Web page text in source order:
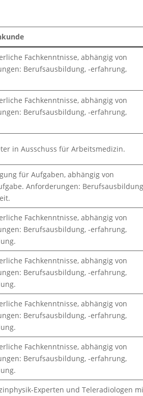
Fachkenntnisse, abhängig von
Berufsausbildung, -erfahrung,
Fachkenntnisse, abhängig von
Berufsausbildung, -erfahrung,
in Ausschuss für Arbeitsmedizin.
für Aufgaben, abhängig von
Anforderungen:
Fachkenntnisse, abhängig von
Berufsausbildung, -erfahrung,
Fachkenntnisse, abhängig von
Berufsausbildung, -erfahrung,
Fachkenntnisse, abhängig von
Berufsausbildung, -erfahrung,
Fachkenntnisse, abhängig von
Berufsausbildung, -erfahrung,
Experten und Teleradiologen